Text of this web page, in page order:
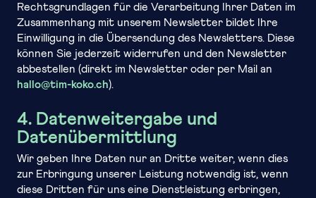
Rechtsgrundlagen für die Verarbeitung Ihrer Daten im
Zusammenhang mit unserem Newsletter bildet Ihre
Einwilligung in die Übersendung des Newsletters. Diese
können Sie jederzeit widerrufen und den Newsletter
abbestellen (direkt im Newsletter oder per Mail an
hallo@tim-koko.ch).
4. Datenweitergabe und
Datenübermittlung
Wir geben Ihre Daten nur an Dritte weiter, wenn dies
zur Erbringung unserer Leistung notwendig ist, wenn
diese Dritten für uns eine Dienstleistung erbringen,